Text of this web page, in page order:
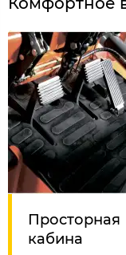
Просторная
кабина